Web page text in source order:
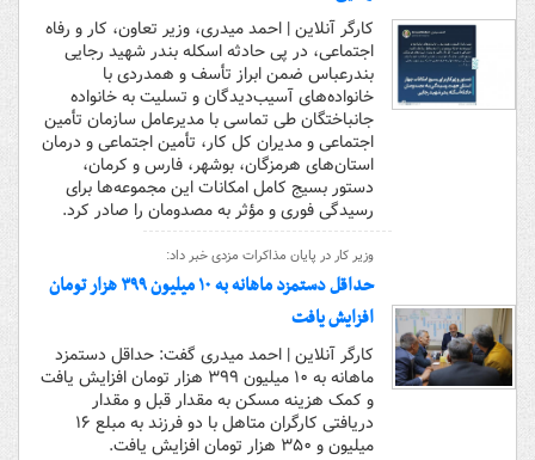
کارگر آنلاین | احمد میدری، وزیر تعاون، کار و رفاه
اجتماعی، در پی حادثه اسکله بندر شهید رجایی
بندرعباس ضمن ابراز تأسف و همدردی با
خانواده‌های آسیب‌دیدگان و تسلیت به خانواده
جانباختگان طی تماسی با مدیرعامل سازمان تأمین
اجتماعی و مدیران کل کار، تأمین اجتماعی و درمان
استان‌های هرمزگان، بوشهر، فارس و کرمان،
دستور بسیج کامل امکانات این مجموعه‌ها برای
رسیدگی فوری و مؤثر به مصدومان را صادر کرد.
وزیر کار در پایان مذاکرات مزدی خبر داد:
حداقل دستمزد ماهانه به ۱۰ میلیون ۳۹۹ هزار تومان
افزایش یافت
کارگر آنلاین | احمد میدری گفت: حداقل دستمزد
ماهانه به ۱۰ میلیون ۳۹۹ هزار تومان افزایش یافت
و کمک هزینه مسکن به مقدار قبل و مقدار
دریافتی کارگران متاهل با دو فرزند به مبلع ۱۶
میلیون و ۳۵۰ هزار تومان افزایش یافت.